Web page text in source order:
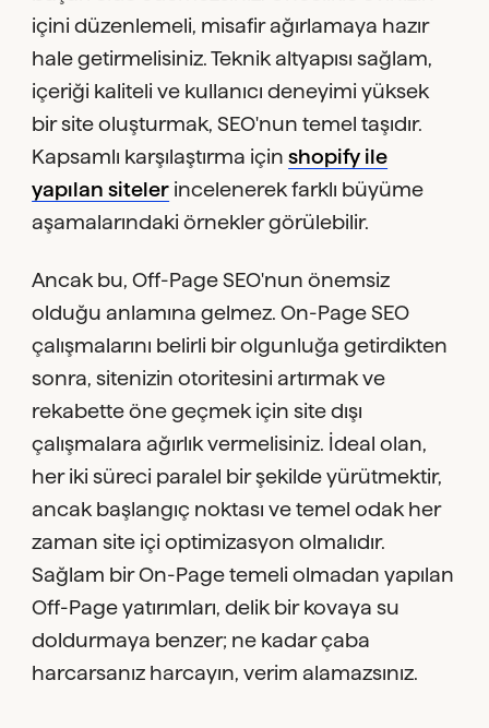
içini düzenlemeli, misafir ağırlamaya hazır
hale getirmelisiniz. Teknik altyapısı sağlam,
içeriği kaliteli ve kullanıcı deneyimi yüksek
bir site oluşturmak, SEO'nun temel taşıdır.
Kapsamlı karşılaştırma içinshopify ile
yapılan siteler incelenerek farklı büyüme
aşamalarındaki örnekler görülebilir.
Ancak bu, Off-Page SEO'nun önemsiz
olduğu anlamına gelmez. On-Page SEO
çalışmalarını belirli bir olgunluğa getirdikten
sonra, sitenizin otoritesini artırmak ve
rekabette öne geçmek için site dışı
çalışmalara ağırlık vermelisiniz. İdeal olan,
her iki süreci paralel bir şekilde yürütmektir,
ancak başlangıç noktası ve temel odak her
zaman site içi optimizasyon olmalıdır.
Sağlam bir On-Page temeli olmadan yapılan
Off-Page yatırımları, delik bir kovaya su
doldurmaya benzer; ne kadar çaba
harcarsanız harcayın, verim alamazsınız.